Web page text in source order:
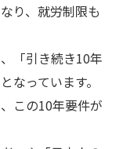
り、就労制限も
「引き続き10年
なっています。
この10年要件が